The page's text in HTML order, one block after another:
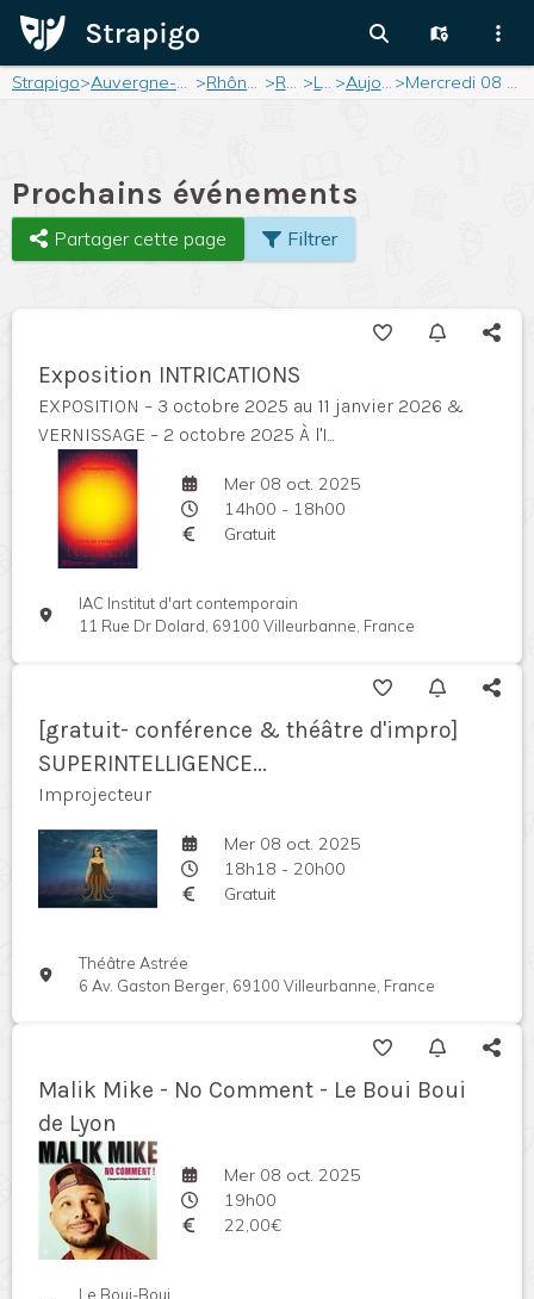
Strapigo> Auvergne-Rhône-Alpes > Rhône-Alpes > Rhône > Lyon > Aujourd'hui > Mercredi 08 octobre 2025
Prochains événements
Partager cette page Filtrer
Exposition INTRICATIONS
EXPOSITION – 3 octobre 2025 au 11 janvier 2026 &
VERNISSAGE – 2 octobre 2025 À l'I...
Mer 08 oct. 2025
14h00 - 18h00
Gratuit
IAC Institut d'art contemporain
11 Rue Dr Dolard, 69100 Villeurbanne, France
[gratuit- conférence & théâtre d'impro]
SUPERINTELLIGENCE...
Improjecteur
Mer 08 oct. 2025
18h18 - 20h00
Gratuit
Théâtre Astrée
6 Av. Gaston Berger, 69100 Villeurbanne, France
Malik Mike - No Comment - Le Boui Boui
de Lyon
Mer 08 oct. 2025
19h00
22,00€
Le Boui-Boui